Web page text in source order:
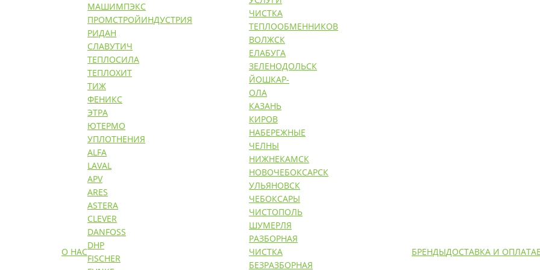
О НАС
МАШИМПЭКС
ПРОМСТРОЙИНДУСТРИЯ
РИДАН
СЛАВУТИЧ
ТЕПЛОСИЛА
ТЕПЛОХИТ
ТИЖ
ФЕНИКС
ЭТРА
ЮТЕРМО
УПЛОТНЕНИЯ
ALFA
LAVAL
APV
ARES
ASTERA
CLEVER
DANFOSS
DHP
FISCHER
ЧИСТКА
ТЕПЛООБМЕННИКОВ
ВОЛЖСК
ЕЛАБУГА
ЗЕЛЕНОДОЛЬСК
ЙОШКАР-
ОЛА
КАЗАНЬ
КИРОВ
НАБЕРЕЖНЫЕ
ЧЕЛНЫ
НИЖНЕКАМСК
НОВОЧЕБОКСАРСК
УЛЬЯНОВСК
ЧЕБОКСАРЫ
ЧИСТОПОЛЬ
ШУМЕРЛЯ
РАЗБОРНАЯ
ЧИСТКА
БЕЗРАЗБОРНАЯ
БРЕНДЫДОСТАВКА И ОПЛАТА